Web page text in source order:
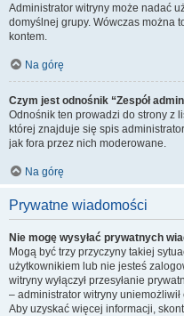
Administrator witryny może nadać
domyślnej grupy. Wówczas można
kontem.
Na górę
Czym jest odnośnik “Zespół
Odnośnik ten prowadzi do strony z
której znajduje się spis
jak fora przez nich moderowane.
Na górę
Prywatne wiadomości
Nie mogę wysyłać prywatnych
Mogą być trzy przyczyny takiej
użytkownikiem lub nie jesteś
witryny wyłączył przesyłanie
– administrator witryny
Aby uzyskać więcej informacji,